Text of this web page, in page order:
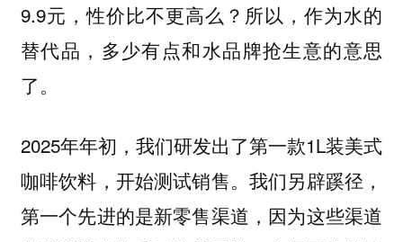
9.9元，性价比不更高么？所以，作为水的
替代品，多少有点和水品牌抢生意的意思
了。
2025年年初，我们研发出了第一款1L装美式
咖啡饮料，开始测试销售。我们另辟蹊径，
第一个先进的是新零售渠道，因为这些渠道